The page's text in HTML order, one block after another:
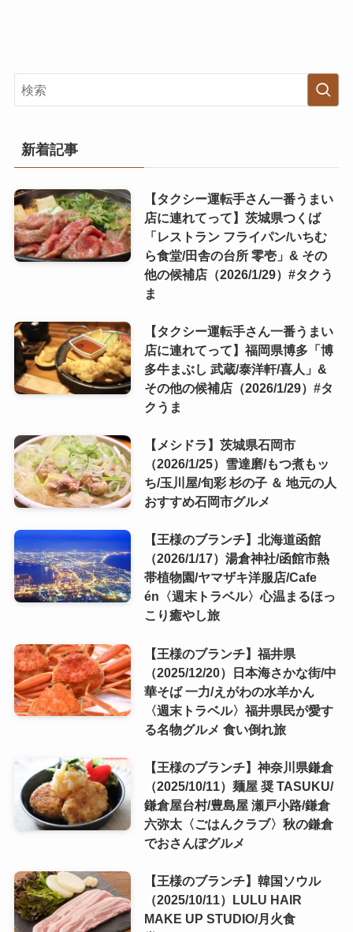
新着記事
【タクシー運転手さん一番うまい
店に連れてって】茨城県つくば
「レストラン フライパン/いちむ
ら食堂/田舎の台所 零壱」& その
他の候補店（2026/1/29）#タクう
ま
【タクシー運転手さん一番うまい
店に連れてって】福岡県博多「博
多牛まぶし 武蔵/泰洋軒/喜人」&
その他の候補店（2026/1/29）#タ
クうま
【メシドラ】茨城県石岡市
（2026/1/25）雪達磨/もつ煮もッ
ち/玉川屋/旬彩 杉の子 ＆ 地元の人
おすすめ石岡市グルメ
【王様のブランチ】北海道函館
（2026/1/17）湯倉神社/函館市熱
帯植物園/ヤマザキ洋服店/Cafe
én〈週末トラベル〉心温まるほっ
こり癒やし旅
【王様のブランチ】福井県
（2025/12/20）日本海さかな街/中
華そば 一力/えがわの水羊かん
〈週末トラベル〉福井県民が愛す
る名物グルメ 食い倒れ旅
【王様のブランチ】神奈川県鎌倉
（2025/10/11）麺屋 奨 TASUKU/
鎌倉屋台村/豊島屋 瀬戸小路/鎌倉
六弥太〈ごはんクラブ〉秋の鎌倉
でおさんぽグルメ
【王様のブランチ】韓国ソウル
（2025/10/11）LULU HAIR
MAKE UP STUDIO/月火食